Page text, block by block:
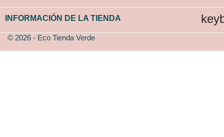
INFORMACIÓN DE LA TIENDA
© 2026 - Eco Tienda Verde